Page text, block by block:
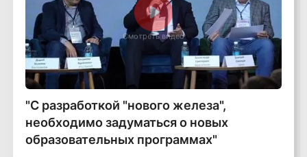
Смотреть видео
"С разработкой "нового железа",
необходимо задуматься о новых
образовательных программах"